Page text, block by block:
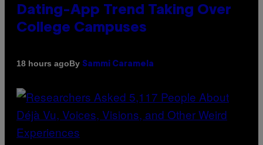
Dating-App Trend Taking Over
College Campuses
18 hours agoBy Sammi Caramela